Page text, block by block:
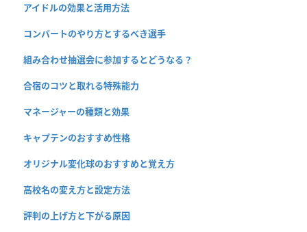
アイドルの効果と活用方法
コンバートのやり方とするべき選手
組み合わせ抽選会に参加するとどうなる？
合宿のコツと取れる特殊能力
マネージャーの種類と効果
キャプテンのおすすめ性格
オリジナル変化球のおすすめと覚え方
高校名の変え方と設定方法
評判の上げ方と下がる原因